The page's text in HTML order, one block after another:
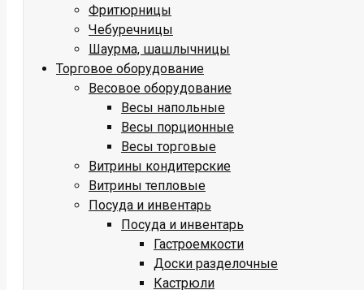
Фритюрницы
Чебуречницы
Шаурма, шашлычницы
Торговое оборудование
Весовое оборудование
Весы напольные
Весы порционные
Весы торговые
Витрины кондитерские
Витрины тепловые
Посуда и инвентарь
Посуда и инвентарь
Гастроемкости
Доски разделочные
Кастрюли